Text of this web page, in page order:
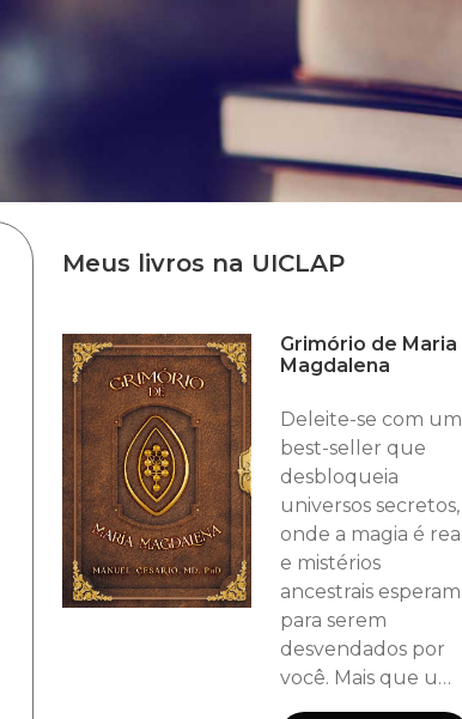
Meus livros na UICLAP
Grimório de Maria
Magdalena
Deleite-se com um
best-seller que
desbloqueia
universos secretos,
onde a magia é real
e mistérios
ancestrais esperam
para serem
desvendados por
você. Mais que uma
obra de Realismo